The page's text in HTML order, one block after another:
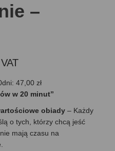
–
zł.
47,00 zł
w 20 minut”
obiady – Każdy
o tych, którzy chcą jeść
mają czasu na